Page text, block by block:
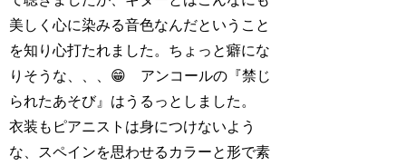
美しく心に染みる音色なんだということ
を知り心打たれました。ちょっと癖にな
りそうな、、、😁 アンコールの『禁じ
られたあそび』はうるっとしました。
衣装もピアニストは身につけないよう
な、スペインを思わせるカラーと形で素